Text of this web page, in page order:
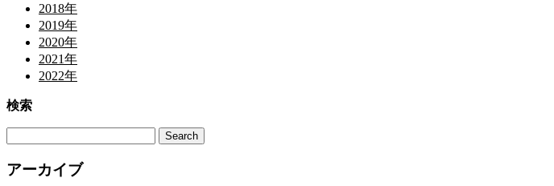
2018年
2019年
2020年
2021年
2022年
検索
アーカイブ